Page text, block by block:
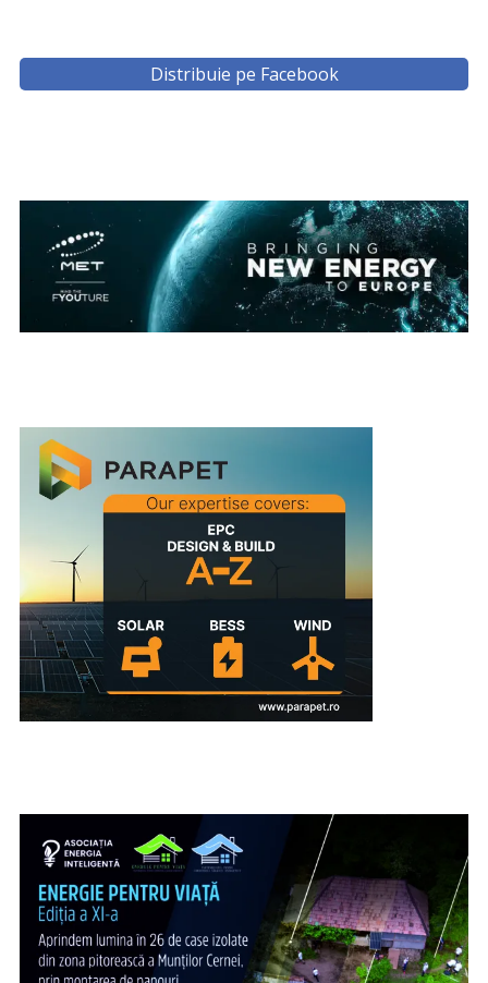
Distribuie pe Facebook